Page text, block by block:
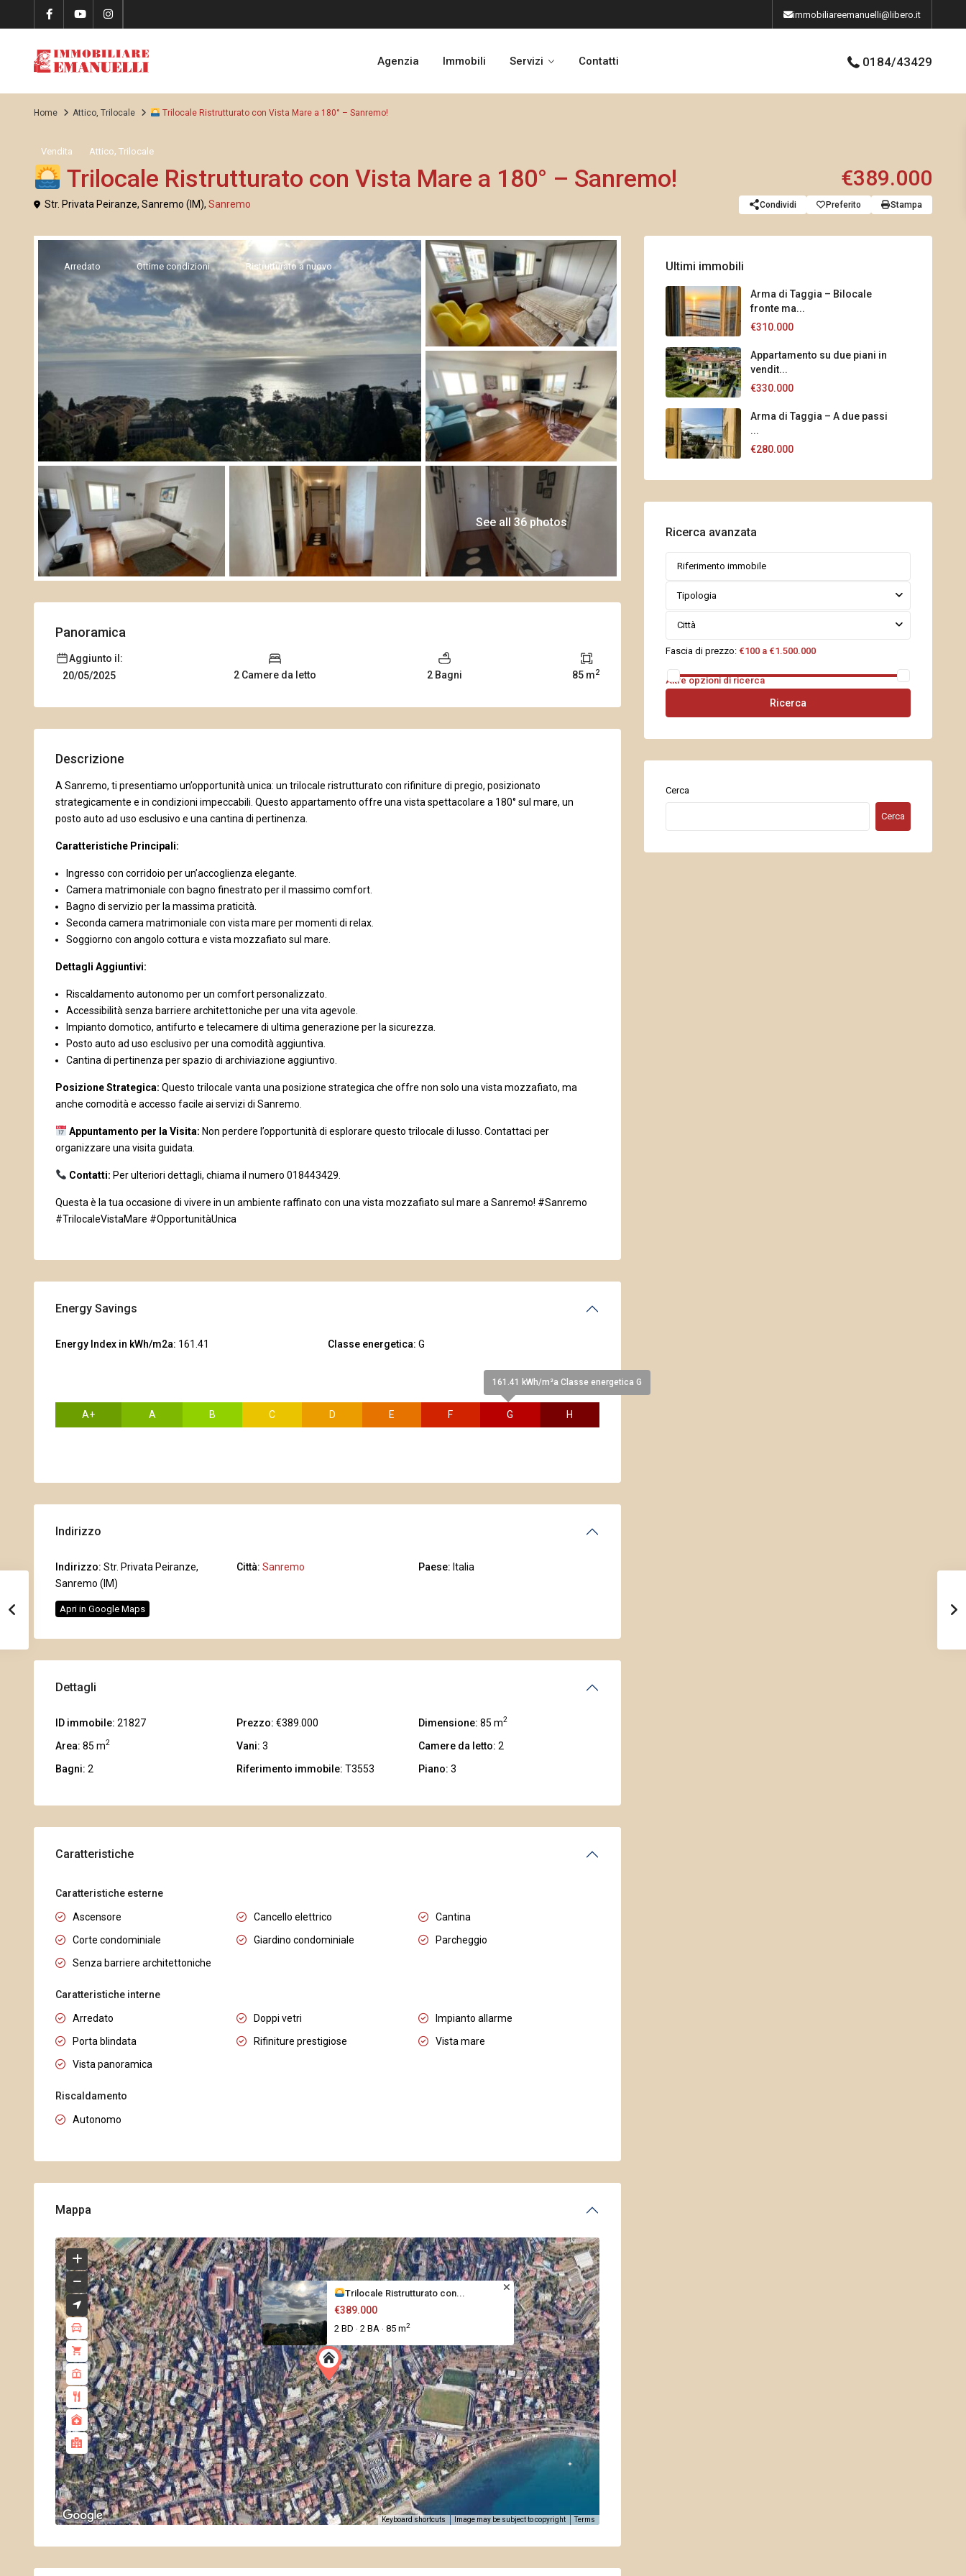
immobiliareemanuelli@libero.it
Agenzia Immobili Servizi Contatti 0184/43429
Home Attico, Trilocale Trilocale Ristrutturato con Vista Mare a 180° – Sanremo!
Vendita Attico, Trilocale
Trilocale Ristrutturato con Vista Mare a 180° – Sanremo! €389.000
Str. Privata Peiranze, Sanremo (IM), Sanremo Condividi Preferito Stampa
Arredato Ottime condizioni Ristrutturato a nuovo
See all 36 photos
Panoramica
Aggiunto il:
20/05/2025
2 Camere da letto 2 Bagni 85 m2
Descrizione
A Sanremo, ti presentiamo un’opportunità unica: un trilocale ristrutturato con rifiniture di pregio, posizionato
strategicamente e in condizioni impeccabili. Questo appartamento offre una vista spettacolare a 180° sul mare, un
posto auto ad uso esclusivo e una cantina di pertinenza.
Caratteristiche Principali:
Ingresso con corridoio per un’accoglienza elegante.
Camera matrimoniale con bagno finestrato per il massimo comfort.
Bagno di servizio per la massima praticità.
Seconda camera matrimoniale con vista mare per momenti di relax.
Soggiorno con angolo cottura e vista mozzafiato sul mare.
Dettagli Aggiuntivi:
Riscaldamento autonomo per un comfort personalizzato.
Accessibilità senza barriere architettoniche per una vita agevole.
Impianto domotico, antifurto e telecamere di ultima generazione per la sicurezza.
Posto auto ad uso esclusivo per una comodità aggiuntiva.
Cantina di pertinenza per spazio di archiviazione aggiuntivo.
Posizione Strategica: Questo trilocale vanta una posizione strategica che offre non solo una vista mozzafiato, ma
anche comodità e accesso facile ai servizi di Sanremo.
Appuntamento per la Visita: Non perdere l’opportunità di esplorare questo trilocale di lusso. Contattaci per
organizzare una visita guidata.
Contatti: Per ulteriori dettagli, chiama il numero 018443429.
Questa è la tua occasione di vivere in un ambiente raffinato con una vista mozzafiato sul mare a Sanremo! #Sanremo
#TrilocaleVistaMare #OpportunitàUnica
Energy Savings
Energy Index in kWh/m2a: 161.41 Classe energetica: G
A+ A B C D E F
161.41 kWh/m²a Classe energetica G
G H
Indirizzo
Indirizzo: Str. Privata Peiranze,
Sanremo (IM)
Città: Sanremo Paese: Italia
Apri in Google Maps
Dettagli
ID immobile: 21827 Prezzo: €389.000 Dimensione: 85 m2
Area: 85 m2 Vani: 3 Camere da letto: 2
Bagni: 2 Riferimento immobile: T3553 Piano: 3
Caratteristiche
Caratteristiche esterne
Ascensore Cancello elettrico
Cantina
Corte condominiale
Giardino condominiale
Parcheggio
Senza barriere architettoniche
Caratteristiche interne
Arredato Doppi vetri
Impianto allarme
Porta blindata
Rifiniture prestigiose
Vista mare
Vista panoramica
Riscaldamento
Autonomo
Mappa
Trilocale Ristrutturato con...
€389.000
2 BD · 2 BA · 85 m2
Keyboard shortcuts Image may be subject to copyright Terms
Ultimi immobili
Arma di Taggia – Bilocale
fronte ma...
€310.000
Appartamento su due piani in
vendit...
€330.000
Arma di Taggia – A due passi
...
€280.000
Ricerca avanzata
Tipologia
Città
Fascia di prezzo: €100 a €1.500.000
Altre opzioni di ricerca
Ricerca
Cerca
Cerca